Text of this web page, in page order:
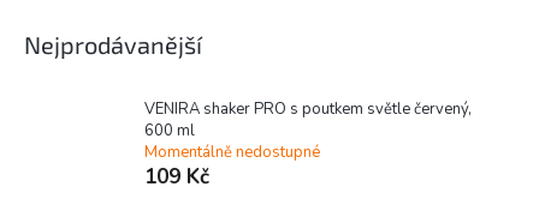
Nejprodávanější
VENIRA shaker PRO s poutkem světle červený,
600 ml
Momentálně nedostupné
109 Kč